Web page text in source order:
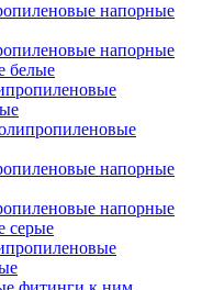
напорные
напорные
белые
напорные
напорные
серые